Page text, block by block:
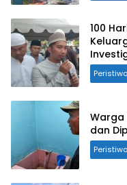
100
Peristiwa
Warga
dan
Peristiwa